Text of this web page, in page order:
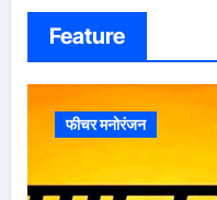
Feature
फीचर मनोरंजन